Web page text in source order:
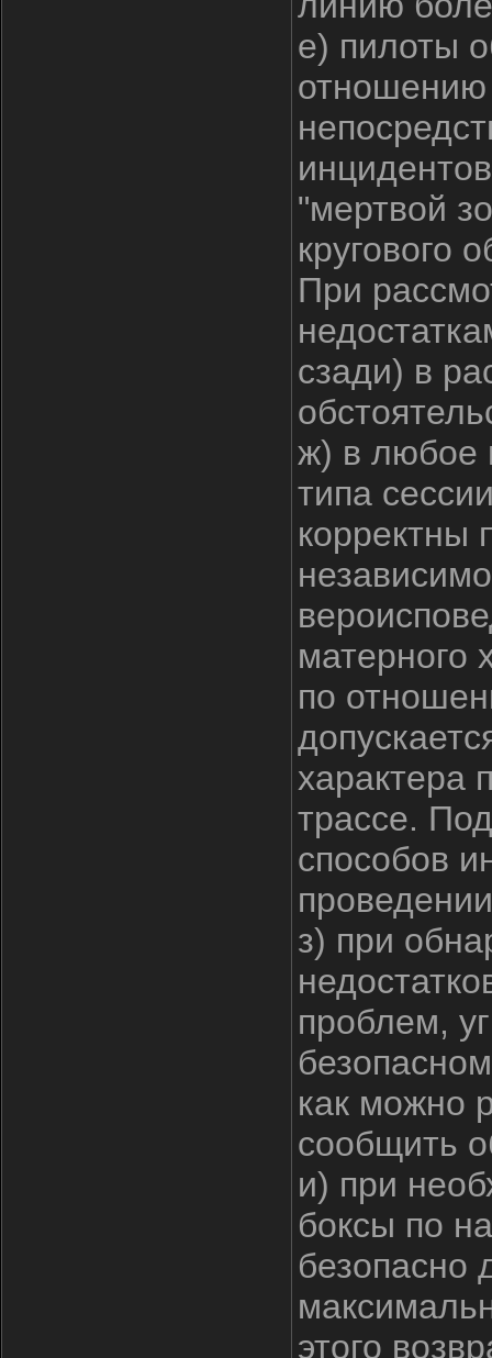
е) пилоты
отношению
"мертвой
кругового
При
сзади) в
ж) в любое
типа
корректны
матерного
по
характера
трассе.
способов
з) при
проблем,
как можно
сообщить
и) при
боксы по
безопасно
этого